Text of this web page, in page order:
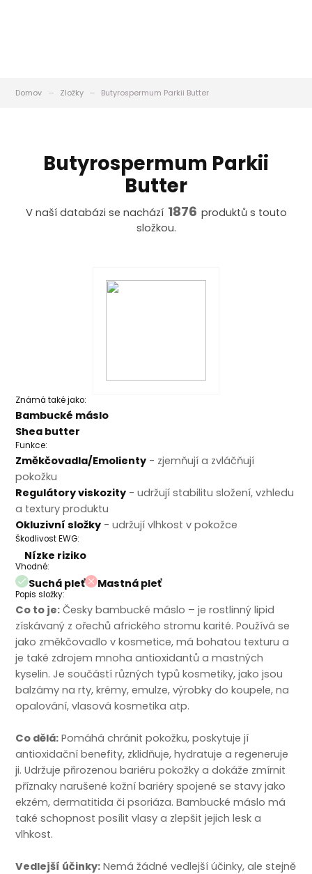
Domov Zložky Butyrospermum Parkii Butter
Butyrospermum Parkii
Butter
V naší databázi se nachází 1876 produktů s touto
složkou.
Známá také jako:
Bambucké máslo
Shea butter
Funkce:
Změkčovadla/Emolienty - zjemňují a zvláčňují
pokožku
Regulátory viskozity - udržují stabilitu složení, vzhledu
a textury produktu
Okluzivní složky - udržují vlhkost v pokožce
Škodlivost EWG:
Nízke riziko
Vhodné:
Suchá pleť Mastná pleť
Popis složky:
Co to je: Česky bambucké máslo – je rostlinný lipid
získávaný z ořechů afrického stromu karité. Používá se
jako změkčovadlo v kosmetice, má bohatou texturu a
je také zdrojem mnoha antioxidantů a mastných
kyselin. Je součástí různých typů kosmetiky, jako jsou
balzámy na rty, krémy, emulze, výrobky do koupele, na
opalování, vlasová kosmetika atp.
Co dělá: Pomáhá chránit pokožku, poskytuje jí
antioxidační benefity, zklidňuje, hydratuje a regeneruje
ji. Udržuje přirozenou bariéru pokožky a dokáže zmírnit
příznaky narušené kožní bariéry spojené se stavy jako
ekzém, dermatitida či psoriáza. Bambucké máslo má
také schopnost posílit vlasy a zlepšit jejich lesk a
vlhkost.
Vedlejší účinky: Nemá žádné vedlejší účinky, ale stejně